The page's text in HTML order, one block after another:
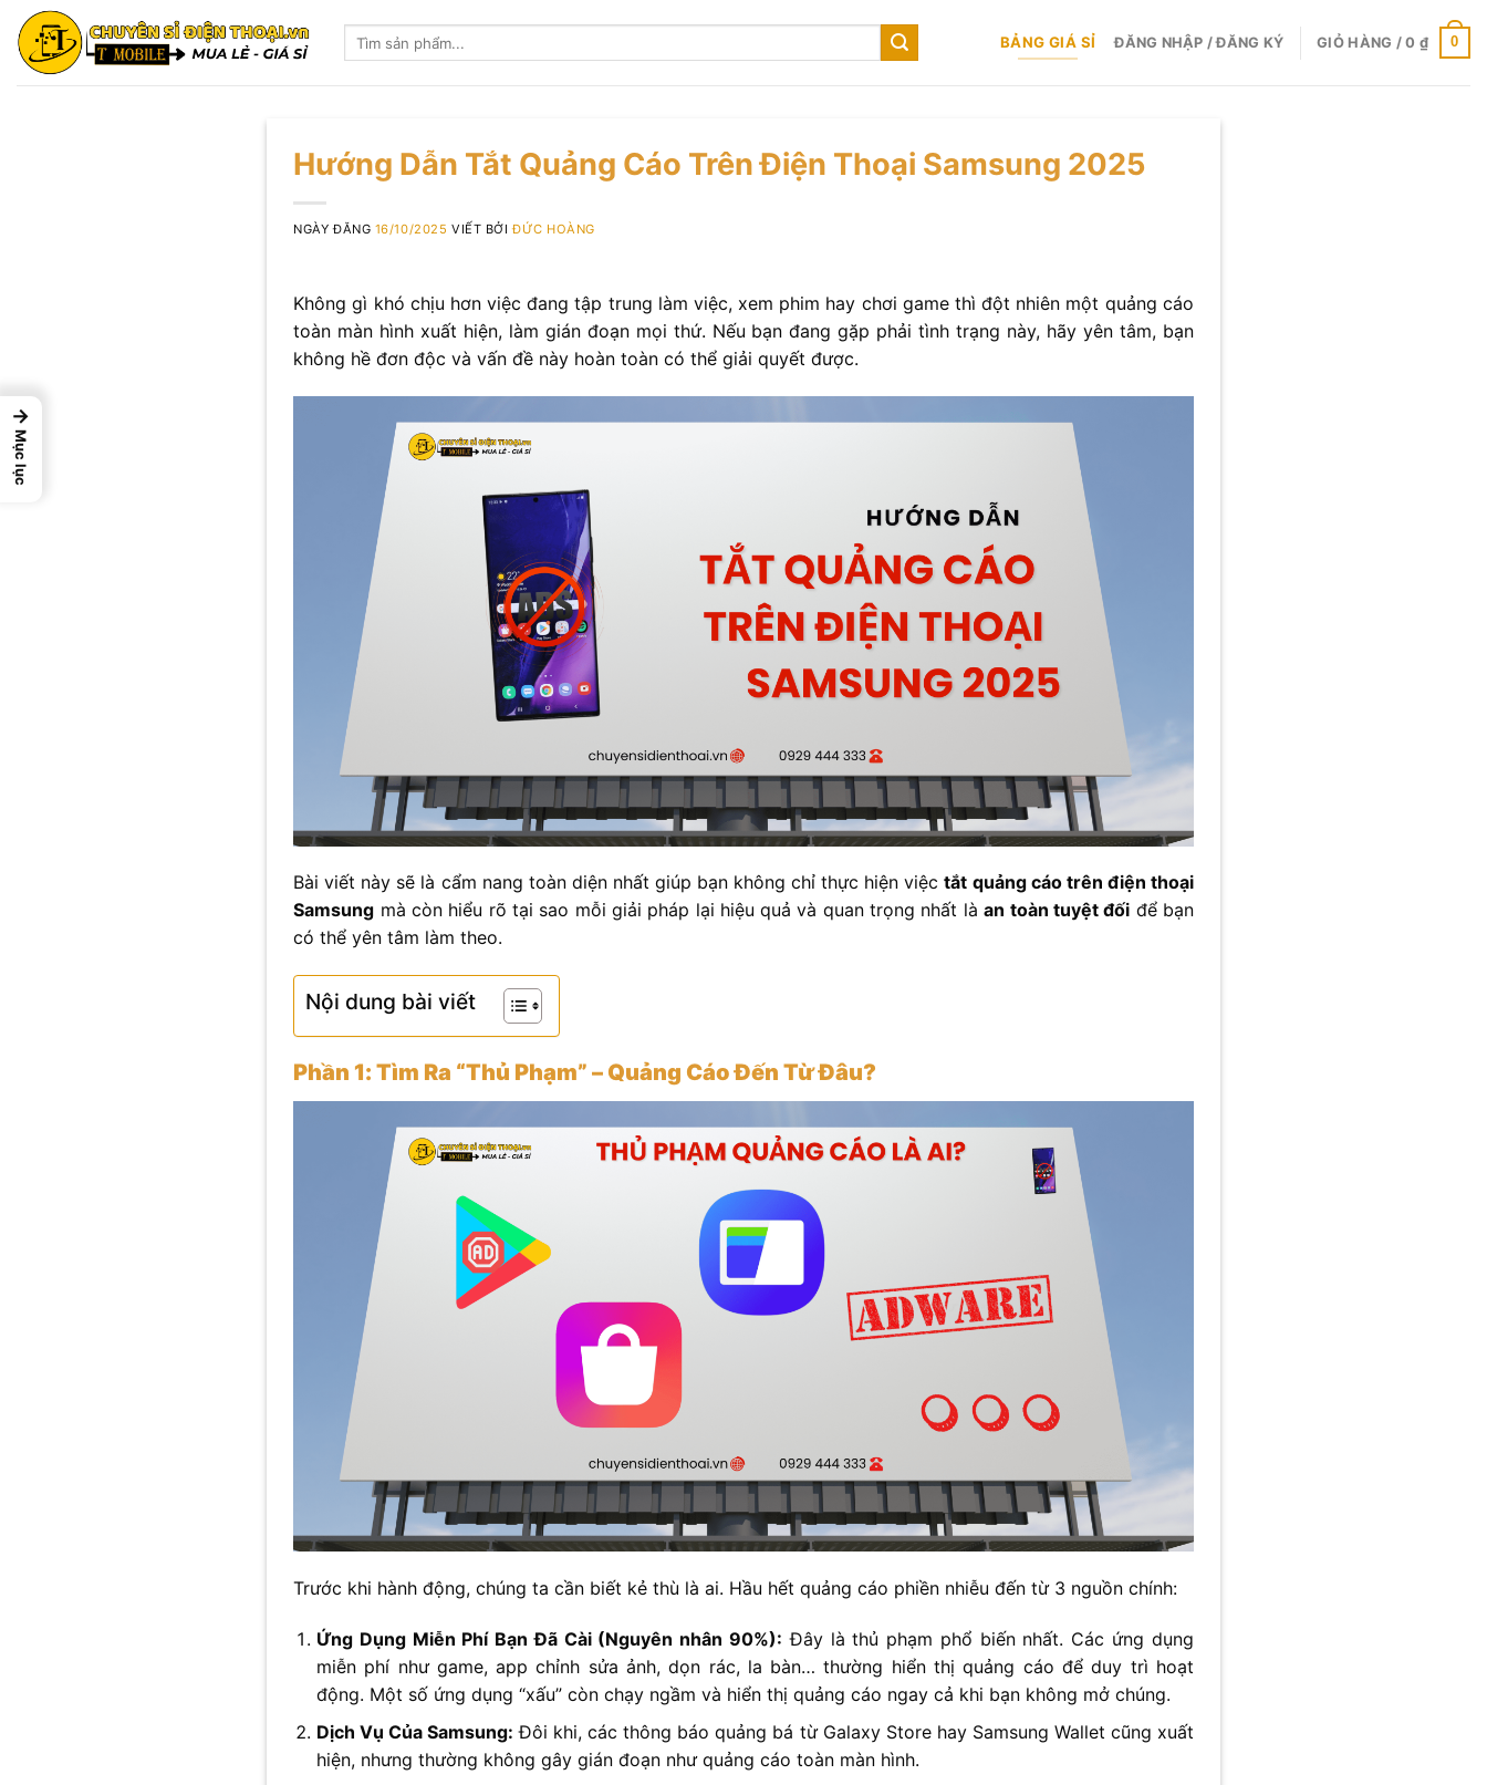
Skip
content
Tìm
BẢNG GIÁ SỈ ĐĂNG NHẬP / ĐĂNG KÝ GIỎ HÀNG /0 ₫ 0
Hướng Dẫn Tắt Quảng Cáo Trên Điện Thoại Samsung 2025
NGÀY ĐĂNG 16/10/2025 VIẾT BỞIĐỨC HOÀNG
Không gì khó chịu hơn việc đang tập trung làm việc, xem phim hay chơi game thì đột nhiên một quảng cáo
toàn màn hình xuất hiện, làm gián đoạn mọi thứ. Nếu bạn đang gặp phải tình trạng này, hãy yên tâm, bạn
không hề đơn độc và vấn đề này hoàn toàn có thể giải quyết được.
Bài viết này sẽ là cẩm nang toàn diện nhất giúp bạn không chỉ thực hiện việctắt quảng cáo trên điện thoại
Samsung mà còn hiểu rõ tại sao mỗi giải pháp lại hiệu quả và quan trọng nhất làan toàn tuyệt đối để bạn
có thể yên tâm làm theo.
Nội dung bài viết
Phần 1: Tìm Ra “Thủ Phạm” – Quảng Cáo Đến Từ Đâu?
Trước khi hành động, chúng ta cần biết kẻ thù là ai. Hầu hết quảng cáo phiền nhiễu đến từ 3 nguồn chính:
Ứng Dụng Miễn Phí Bạn Đã Cài (Nguyên nhân 90%): Đây là thủ phạm phổ biến nhất. Các ứng dụng
miễn phí như game, app chỉnh sửa ảnh, dọn rác, la bàn… thường hiển thị quảng cáo để duy trì hoạt
động. Một số ứng dụng “xấu” còn chạy ngầm và hiển thị quảng cáo ngay cả khi bạn không mở chúng.
Dịch Vụ Của Samsung: Đôi khi, các thông báo quảng bá từ Galaxy Store hay Samsung Wallet cũng xuất
hiện, nhưng thường không gây gián đoạn như quảng cáo toàn màn hình.
→
Mục lục